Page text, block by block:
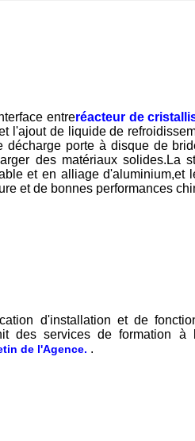
entreréacteur de
l'ajout de liquide de
décharge porte à disque de
des matériaux solides.La
et en alliage
et de bonnes performances
d'installation et de
des services de formation à
de l'Agence. .